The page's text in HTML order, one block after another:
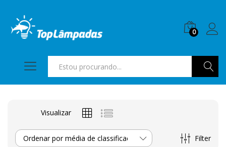
0
Visualizar
Filter
Ordenar por média de classificação